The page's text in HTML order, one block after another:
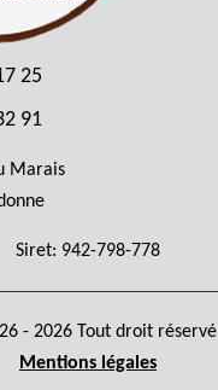
25
91
Marais
Siret: 942-798-778
- 2026 Tout droit réservé
Mentions légales